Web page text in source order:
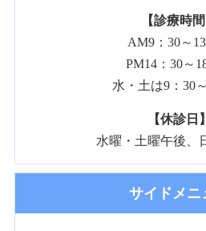
【診療時間
AM9：30～
PM14：30～
水・土は9：30
【休診日】
水曜・土曜午後、
サイドメニ